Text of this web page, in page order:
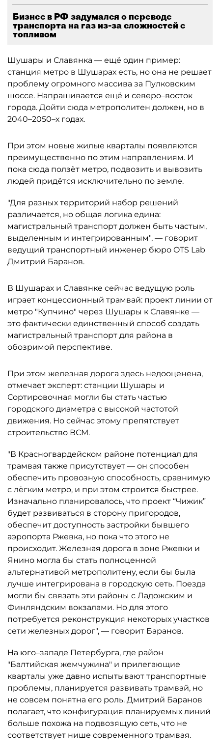
Бизнес в РФ задумался о переводе
транспорта на газ из-за сложностей с
топливом
Шушары и Славянка — ещё один пример:
станция метро в Шушарах есть, но она не решает
проблему огромного массива за Пулковским
шоссе. Напрашивается ещё и северо–восток
города. Дойти сюда метрополитен должен, но в
2040–2050–х годах.
При этом новые жилые кварталы появляются
преимущественно по этим направлениям. И
пока сюда ползёт метро, подвозить и вывозить
людей придётся исключительно по земле.
"Для разных территорий набор решений
различается, но общая логика едина:
магистральный транспорт должен быть частым,
выделенным и интегрированным", — говорит
ведущий транспортный инженер бюро OTS Lab
Дмитрий Баранов.
В Шушарах и Славянке сейчас ведущую роль
играет концессионный трамвай: проект линии от
метро "Купчино" через Шушары к Славянке —
это фактически единственный способ создать
магистральный транспорт для района в
обозримой перспективе.
При этом железная дорога здесь недооценена,
отмечает эксперт: станции Шушары и
Сортировочная могли бы стать частью
городского диаметра с высокой частотой
движения. Но сейчас этому препятствует
строительство ВСМ.
"В Красногвардейском районе потенциал для
трамвая также присутствует — он способен
обеспечить провозную способность, сравнимую
с лёгким метро, и при этом строится быстрее.
Изначально планировалось, что проект “Чижик”
будет развиваться в сторону пригородов,
обеспечит доступность застройки бывшего
аэропорта Ржевка, но пока что этого не
происходит. Железная дорога в зоне Ржевки и
Янино могла бы стать полноценной
альтернативой метрополитену, если бы была
лучше интегрирована в городскую сеть. Поезда
могли бы связать эти районы с Ладожским и
Финляндским вокзалами. Но для этого
потребуется реконструкция некоторых участков
сети железных дорог", — говорит Баранов.
На юго–западе Петербурга, где район
"Балтийская жемчужина" и прилегающие
кварталы уже давно испытывают транспортные
проблемы, планируется развивать трамвай, но
не совсем понятна его роль. Дмитрий Баранов
полагает, что конфигурация планируемых линий
больше похожа на подвозящую сеть, что не
соответствует нише современного трамвая.